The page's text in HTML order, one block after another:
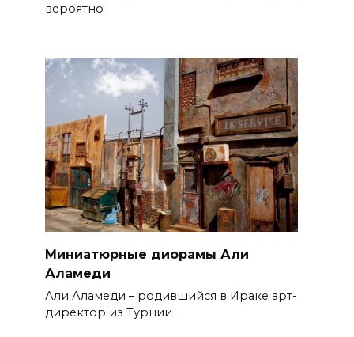
вероятно
Миниатюрные диорамы Али
Аламеди
Али Аламеди – родившийся в Ираке арт-
директор из Турции